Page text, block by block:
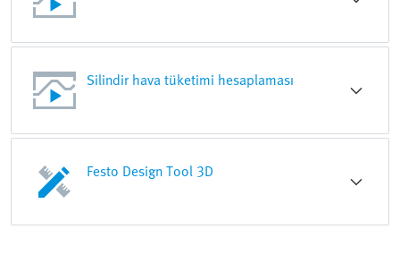
Silindir hava tüketimi hesaplaması
Festo Design Tool 3D